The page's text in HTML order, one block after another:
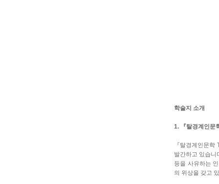
학술지 소개
1. 『탈경계인문
『탈경계인문학
발간하고 있습니
등을 사유하는
의 위상을 갖고